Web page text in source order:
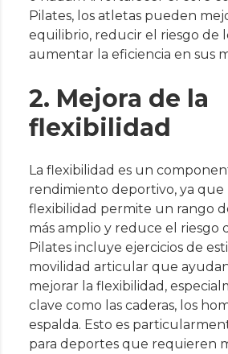
Pilates, los atletas pueden
equilibrio, reducir el riesgo de
aumentar la eficiencia en sus
2. Mejora de la
flexibilidad
La flexibilidad es un
rendimiento deportivo, ya que
flexibilidad permite un rango
más amplio y reduce el riesgo
Pilates incluye ejercicios de
movilidad articular que
mejorar la flexibilidad,
clave como las caderas, los
espalda. Esto es
para deportes que requieren